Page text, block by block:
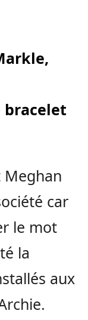
Meghan
car
le mot
la
aux